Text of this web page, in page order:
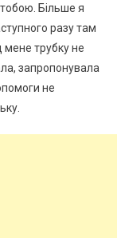
Більше я
разу там
трубку не
запропонувала
не